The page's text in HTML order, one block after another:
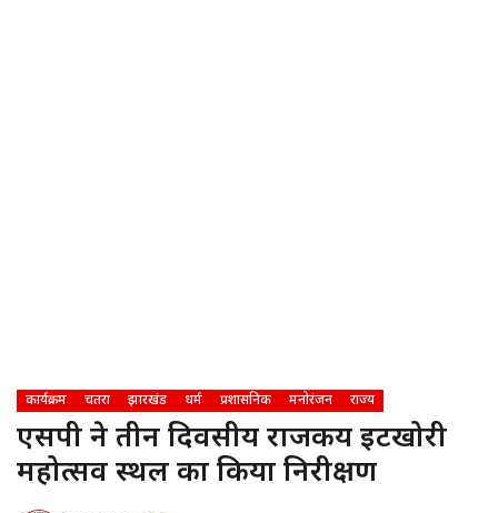
कार्यक्रम चतरा झारखंड धर्म प्रशासनिक मनोरंजन राज्य
एसपी ने तीन दिवसीय राजकीय इटखोरी
महोत्सव स्थल का किया निरीक्षण